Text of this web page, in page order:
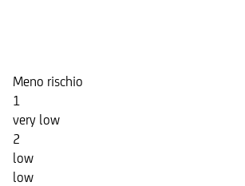
Meno rischio
1
very low
2
low
low